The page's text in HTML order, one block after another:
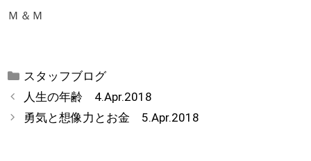
Ｍ＆Ｍ
カ
テ
リ
スタッフブログ
人生の年齢 4.Apr.2018
勇気と想像力とお金 5.Apr.2018